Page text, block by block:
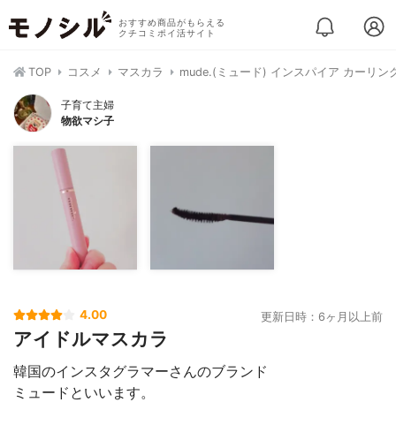
おすすめ商品がもらえる
クチコミポイ活サイト
TOP コスメ マスカラ mude.(ミュード) インスパイア カーリン
子育て主婦
物欲マシ子
4.00 更新日時：6ヶ月以上前
アイドルマスカラ
韓国のインスタグラマーさんのブランド
ミュードといいます。